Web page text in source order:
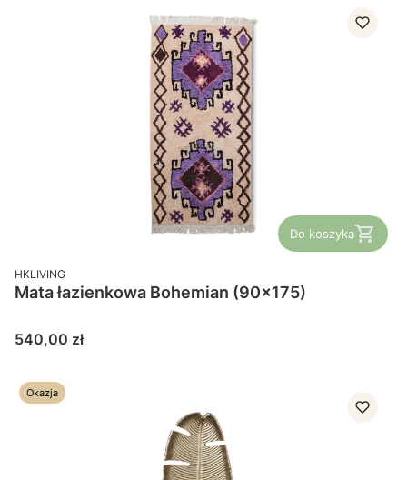
Do koszyka
PRODUCENT
HKLIVING
Mata łazienkowa Bohemian (90x175)
Cena
540,00 zł
Okazja